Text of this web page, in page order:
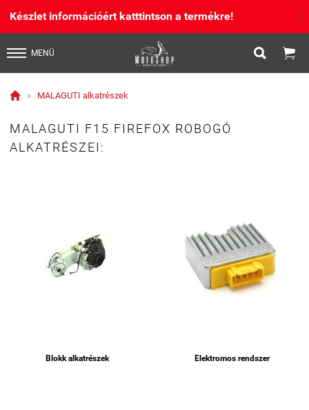
Készlet információért katttintson a termékre! X
MENÜ  
 » MALAGUTI alkatrészek
MALAGUTI F15 FIREFOX ROBOGÓ
ALKATRÉSZEI:
Blokk alkatrészek Elektromos rendszer